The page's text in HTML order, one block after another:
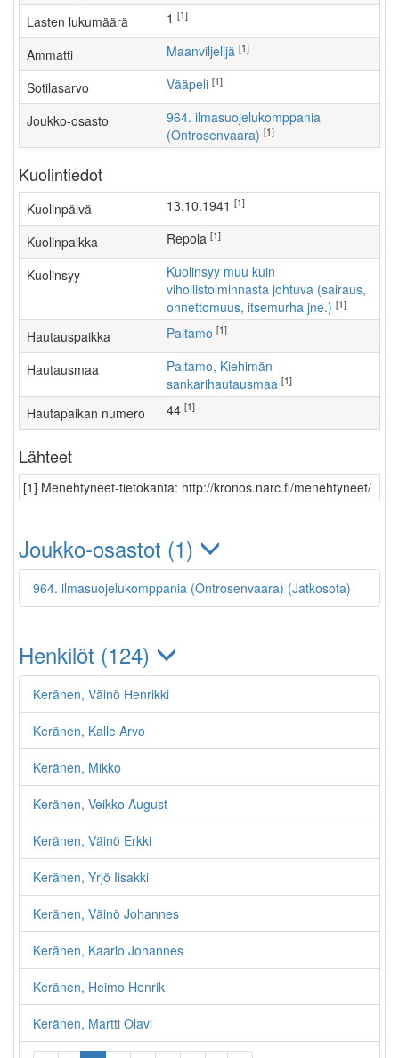
Lasten lukumäärä [1]
Ammatti maanviljelijä [1]
Sotilasarvo Vääpeli [1]
Joukko-osasto
964. ilmasuojelukomppania
(Ontrosenvaara) [1]
Kuolintiedot
Kuolinpäivä 13.10.1941 [1]
Kuolinpaikka Repola [1]
Kuolinsyy
Kuolinsyy muu kuin
vihollistoiminnasta johtuva (sairaus,
onnettomuus, itsemurha jne.) [1]
Hautauspaikka Paltamo [1]
Hautausmaa
Paltamo, Kiehimän
sankarihautausmaa [1]
Hautapaikan numero 44 [1]
Lähteet
[1] Menehtyneet-tietokanta: http://kronos.narc.fi/menehtyneet/
Joukko-osastot (1)
964. ilmasuojelukomppania (Ontrosenvaara) (Jatkosota)
Henkilöt (124)
Keränen, Väinö Henrikki
Keränen, Kalle Arvo
Keränen, Mikko
Keränen, Veikko August
Keränen, Väinö Erkki
Keränen, Yrjö Iisakki
Keränen, Väinö Johannes
Keränen, Kaarlo Johannes
Keränen, Heimo Henrik
Keränen, Martti Olavi